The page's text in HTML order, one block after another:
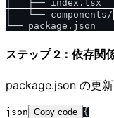
│   ├──
│   └── components/
└──
ステップ 2：依存関
package.json の更新
json Copy code {